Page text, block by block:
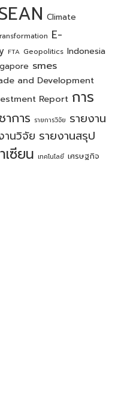
Climate
E-
FTA Geopolitics Indonesia
smes
and Development
Report การ
าการ รายการวิจัย รายงาน
านวิจัย รายงานสรุป
เซียน เทคโนโลยี เศรษฐกิจ